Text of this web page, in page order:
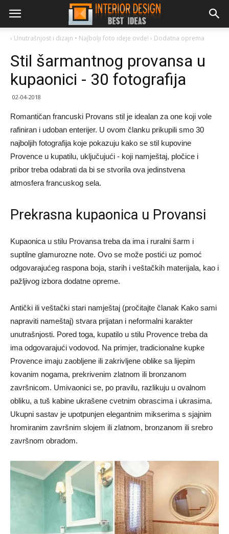
› Unutrašnjost i dizajn • Najbolji foto ideje ovde! › Dodatna oprema
Stil šarmantnog provansa u
kupaonici - 30 fotografija
02-04-2018
Romantičan francuski Provans stil je idealan za one koji vole
rafiniran i udoban enterijer. U ovom članku prikupili smo 30
najboljih fotografija koje pokazuju kako se stil kupovine
Provence u kupatilu, uključujući - koji namještaj, pločice i
pribor treba odabrati da bi se stvorila ova jedinstvena
atmosfera francuskog sela.
Prekrasna kupaonica u Provansi
Kupaonica u stilu Provansa treba da ima i ruralni šarm i
suptilne glamurozne note. Ovo se može postići uz pomoć
odgovarajućeg raspona boja, starih i veštačkih materijala, kao i
pažljivog izbora dodatne opreme.
Antički ili veštački stari namještaj (pročitajte članak Kako sami
napraviti nameštaj) stvara prijatan i neformalni karakter
unutrašnjosti. Pored toga, kupatilo u stilu Provence treba da
ima odgovarajući vodovod. Na primjer, tradicionalne kupke
Provence imaju zaobljene ili zakrivljene oblike sa lijepim
kovanim nogama, prekrivenim zlatnom ili bronzanom
završnicom. Umivaonici se, po pravilu, razlikuju u ovalnom
obliku, a tuš kabine ukrašene cvetnim obrascima i ukrasima.
Ukupni sastav je upotpunjen elegantnim mikserima s sjajnim
hromiranim završnim slojem ili zlatnom, bronzanom ili srebro
završnom obradom.